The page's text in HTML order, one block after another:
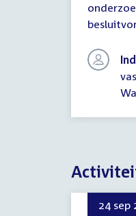
24 sep